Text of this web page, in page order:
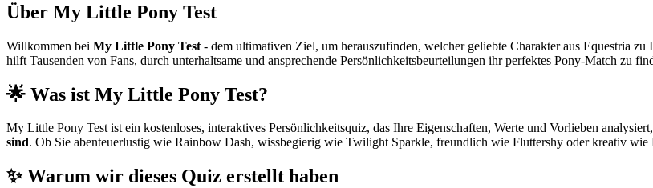
Über My Little Pony Test
Willkommen bei My Little Pony Test - dem ultimativen Ziel, um herauszufinden, welcher geliebte Charakter aus Equestria
hilft Tausenden von Fans, durch unterhaltsame und ansprechende Persönlichkeitsbeurteilungen ihr perfektes Pony-Match zu
🌟 Was ist My Little Pony Test?
My Little Pony Test ist ein kostenloses, interaktives Persönlichkeitsquiz, das Ihre Eigenschaften, Werte und Vorlieben
sind. Ob Sie abenteuerlustig wie Rainbow Dash, wissbegierig wie Twilight Sparkle, freundlich wie Fluttershy oder kreativ
✨ Warum wir dieses Quiz erstellt haben